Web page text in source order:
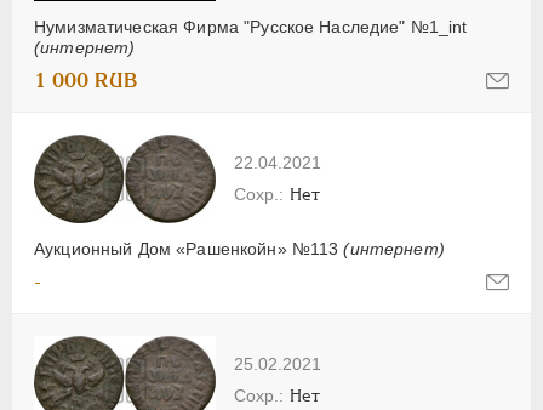
Нумизматическая Фирма "Русское Наследие" №1_int
(интернет)
1 000 RUB
22.04.2021
Аукционный Дом «Рашенкойн» №113(интернет)
Нет
-
25.02.2021
Нет